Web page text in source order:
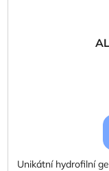
Unikátní hydrofilní